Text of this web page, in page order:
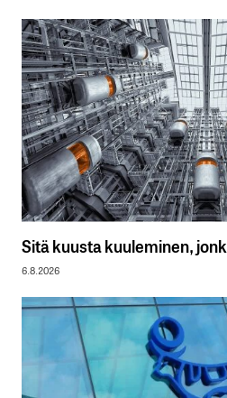
Sitä kuusta kuuleminen,
6.8.2026